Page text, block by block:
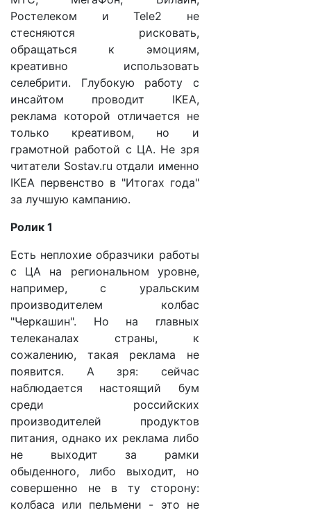
Ростелеком и Tele2 не
стесняются рисковать,
обращаться к эмоциям,
креативно использовать
селебрити. Глубокую работу с
инсайтом проводит IKEA,
реклама которой отличается не
только креативом, но и
грамотной работой с ЦА. Не зря
читатели Sostav.ru отдали именно
IKEA первенство в "Итогах года"
за лучшую кампанию.
Ролик 1
Есть неплохие образчики работы
с ЦА на региональном уровне,
например, с уральским
производителем колбас
"Черкашин". Но на главных
телеканалах страны, к
сожалению, такая реклама не
появится. А зря: сейчас
наблюдается настоящий бум
среди российских
производителей продуктов
питания, однако их реклама либо
не выходит за рамки
обыденного, либо выходит, но
совершенно не в ту сторону:
колбаса или пельмени - это не